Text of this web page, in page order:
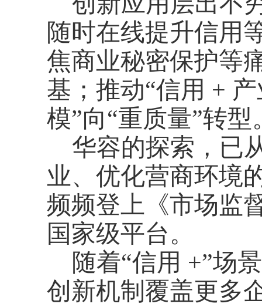
随时在线提升信用
焦商业秘密保护等
基；推动“信用 +
模”向“重质量”转型
华容的探索，已
业、优化营商环境
频频登上《市场监
国家级平台。
随着“信用 +”场
创新机制覆盖更多